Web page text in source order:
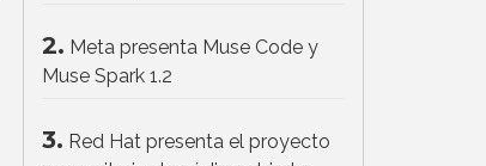
2. Meta presenta Muse Code y
Muse Spark 1.2
3. Red Hat presenta el proyecto